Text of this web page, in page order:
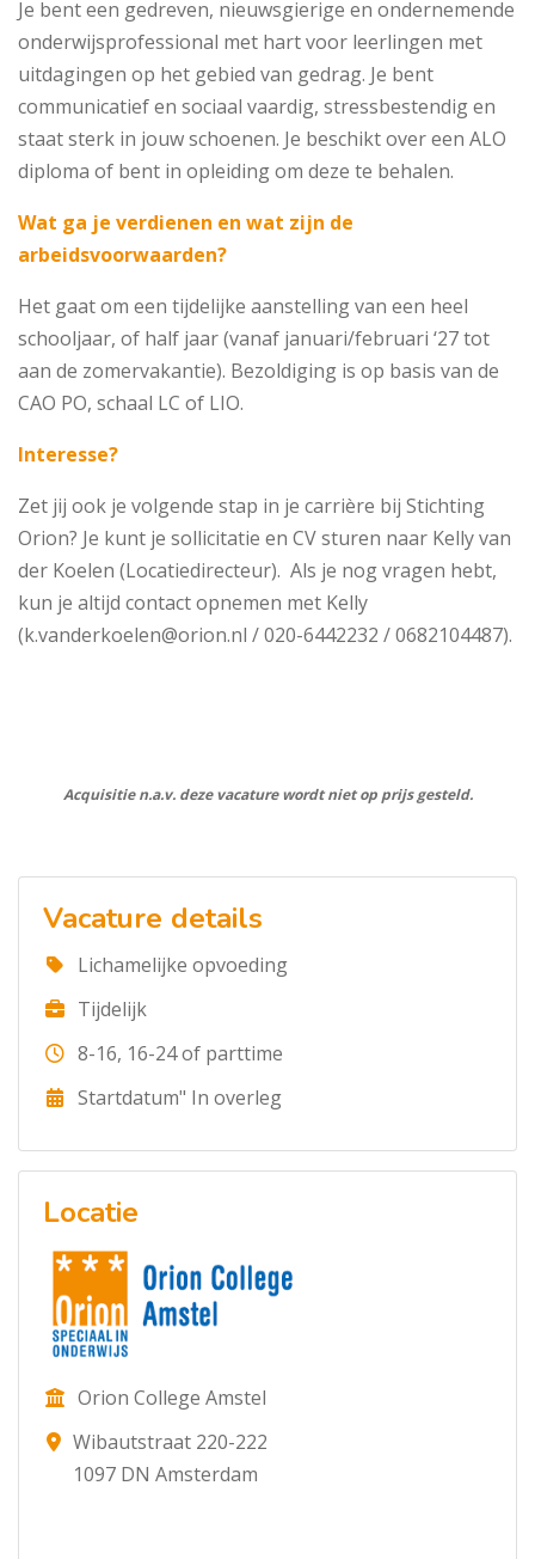
Je bent een gedreven, nieuwsgierige en ondernemende
onderwijsprofessional met hart voor leerlingen met
uitdagingen op het gebied van gedrag. Je bent
communicatief en sociaal vaardig, stressbestendig en
staat sterk in jouw schoenen. Je beschikt over een ALO
diploma of bent in opleiding om deze te behalen.
Wat ga je verdienen en wat zijn de
arbeidsvoorwaarden?
Het gaat om een tijdelijke aanstelling van een heel
schooljaar, of half jaar (vanaf januari/februari ‘27 tot
aan de zomervakantie). Bezoldiging is op basis van de
CAO PO, schaal LC of LIO.
Interesse?
Zet jij ook je volgende stap in je carrière bij Stichting
Orion? Je kunt je sollicitatie en CV sturen naar Kelly van
der Koelen (Locatiedirecteur). Als je nog vragen hebt,
kun je altijd contact opnemen met Kelly
(k.vanderkoelen@orion.nl / 020-6442232 / 0682104487).
Acquisitie n.a.v. deze vacature wordt niet op prijs gesteld.
Vacature details
Lichamelijke opvoeding
Tijdelijk
8-16, 16-24 of parttime
Startdatum" In overleg
Locatie
Orion College Amstel
Wibautstraat 220-222
1097 DN Amsterdam